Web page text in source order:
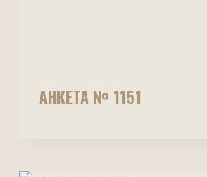
АНКЕТА № 1151